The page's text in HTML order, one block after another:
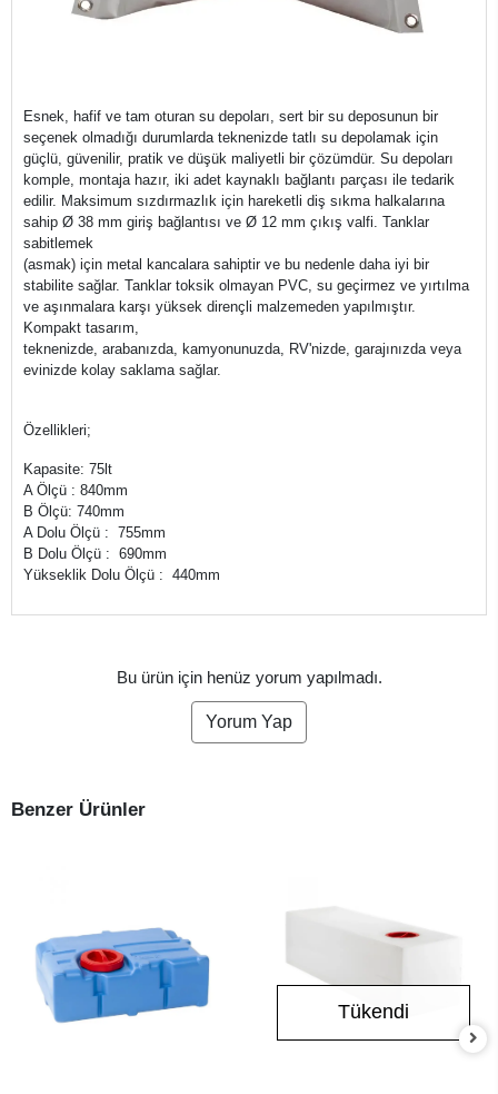
Esnek, hafif ve tam oturan su depoları, sert bir su deposunun bir
seçenek olmadığı durumlarda teknenizde tatlı su depolamak için
güçlü, güvenilir, pratik ve düşük maliyetli bir çözümdür. Su depoları
komple, montaja hazır, iki adet kaynaklı bağlantı parçası ile tedarik
edilir. Maksimum sızdırmazlık için hareketli diş sıkma halkalarına
sahip Ø 38 mm giriş bağlantısı ve Ø 12 mm çıkış valfi. Tanklar
sabitlemek
(asmak) için metal kancalara sahiptir ve bu nedenle daha iyi bir
stabilite sağlar. Tanklar toksik olmayan PVC, su geçirmez ve yırtılma
ve aşınmalara karşı yüksek dirençli malzemeden yapılmıştır.
Kompakt tasarım,
teknenizde, arabanızda, kamyonunuzda, RV'nizde, garajınızda veya
evinizde kolay saklama sağlar.
Özellikleri;
Kapasite: 75lt
A Ölçü : 840mm
B Ölçü: 740mm
A Dolu Ölçü : 755mm
B Dolu Ölçü : 690mm
Yükseklik Dolu Ölçü : 440mm
Bu ürün için henüz yorum yapılmadı.
Yorum Yap
Benzer Ürünler
Tükendi